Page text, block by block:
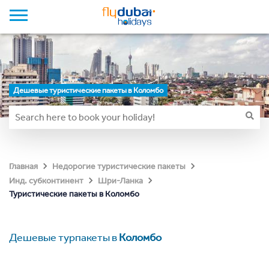
Дешевые туристические пакеты в Коломбо
Главная
Недорогие туристические пакеты
Инд. субконтинент
Шри-Ланка
Туристические пакеты в Коломбо
Дешевые турпакеты вКоломбо